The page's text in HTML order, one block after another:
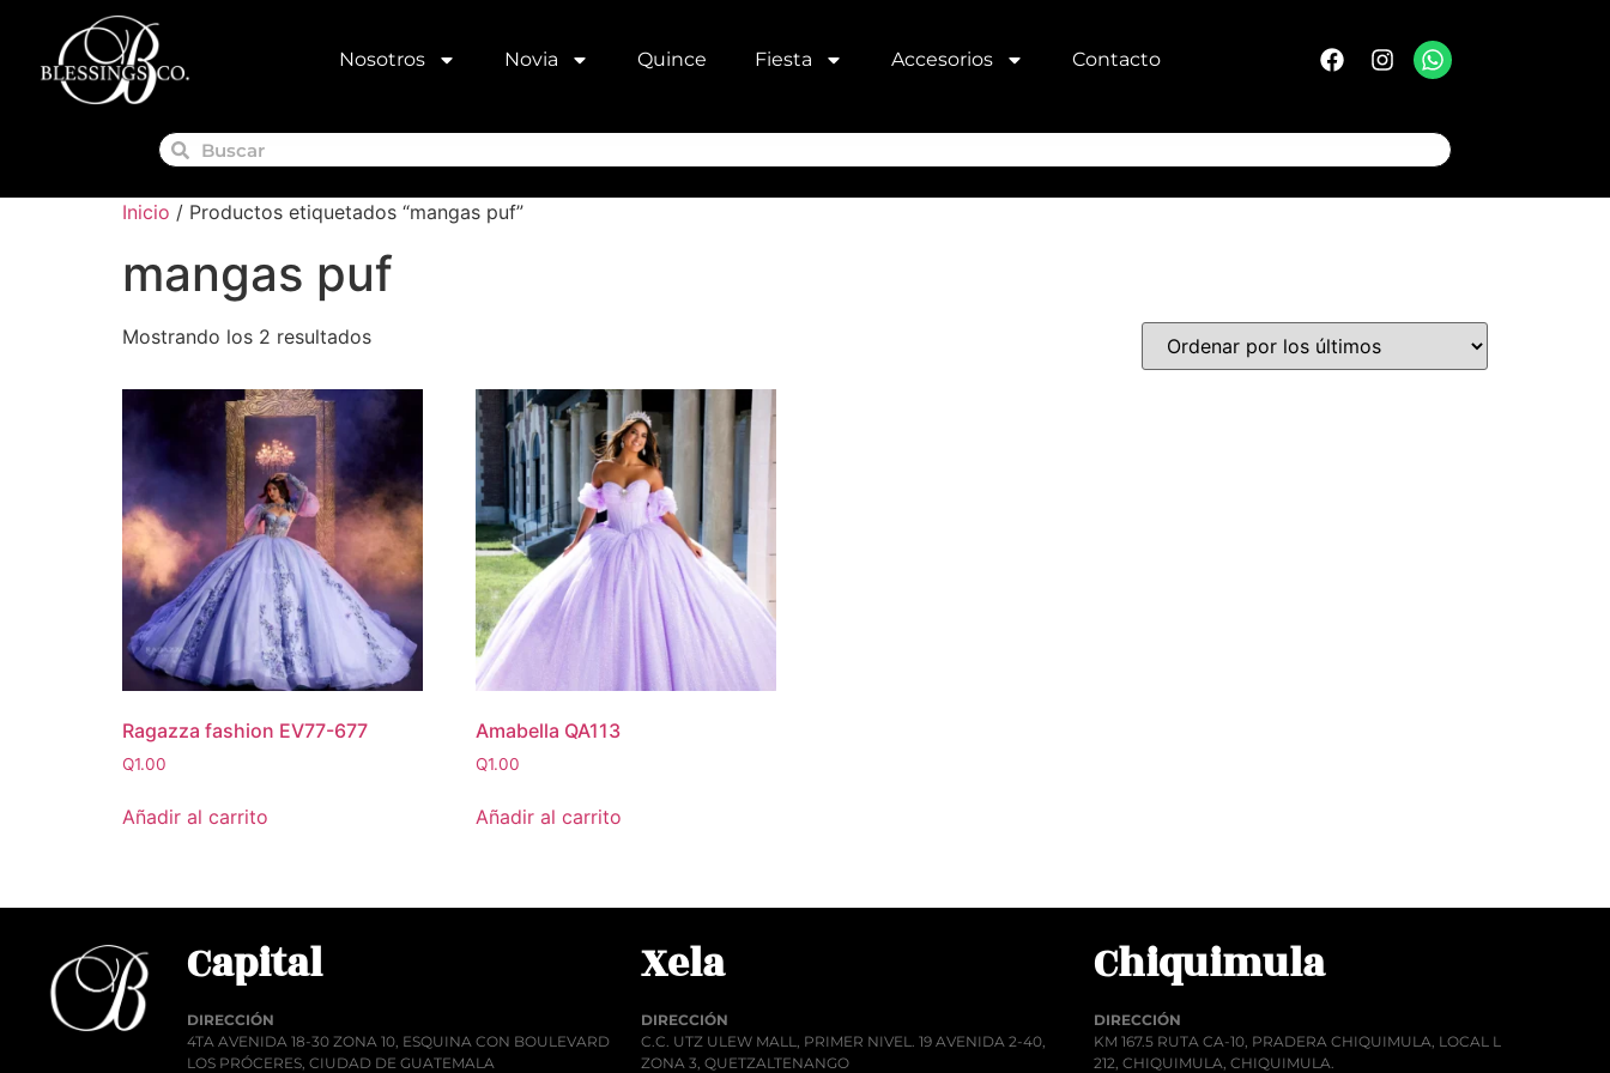
Nosotros Novia Quince Fiesta Accesorios Contacto
Inicio / Productos etiquetados “mangas puf”
mangas puf
Mostrando los 2 resultados
Ragazza fashion EV77-677
Q1.00
Añadir al carrito
Amabella QA113
Q1.00
Añadir al carrito
Capital
DIRECCIÓN
4TA AVENIDA 18-30 ZONA 10, ESQUINA CON BOULEVARD
LOS PRÓCERES, CIUDAD DE GUATEMALA
Xela
DIRECCIÓN
C.C. UTZ ULEW MALL, PRIMER NIVEL. 19 AVENIDA 2-40,
ZONA 3, QUETZALTENANGO
Chiquimula
DIRECCIÓN
KM 167.5 RUTA CA-10, PRADERA CHIQUIMULA, LOCAL L
212, CHIQUIMULA, CHIQUIMULA.